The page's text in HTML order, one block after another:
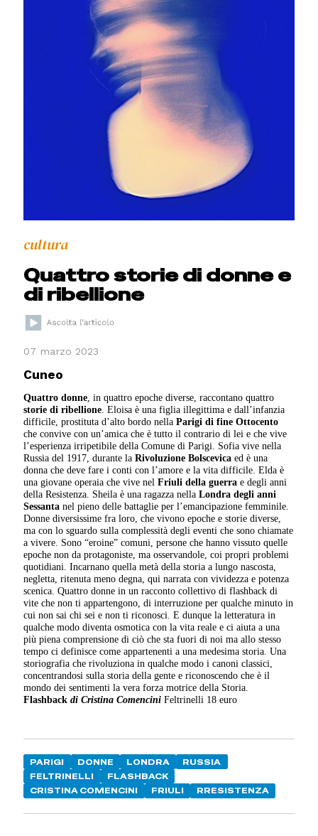
cultura
Quattro storie di donne e
di ribellione
07 marzo 2023
Cuneo
Quattro donne , in quattro epoche diverse, raccontano quattro
storie di ribellione . Eloisa è una figlia illegittima e dall’infanzia
difficile, prostituta d’alto bordo nellaParigi di fine Ottocento
che convive con un’amica che è tutto il contrario di lei e che vive
l’esperienza irripetibile della Comune di Parigi. Sofia vive nella
Russia del 1917, durante laRivoluzione Bolscevica ed è una
donna che deve fare i conti con l’amore e la vita difficile. Elda è
una giovane operaia che vive nel Friuli della guerra e degli anni
della Resistenza. Sheila è una ragazza nellaLondra degli anni
Sessanta nel pieno delle battaglie per l’emancipazione femminile.
Donne diversissime fra loro, che vivono epoche e storie diverse,
ma con lo sguardo sulla complessità degli eventi che sono chiamate
a vivere. Sono “eroine” comuni, persone che hanno vissuto quelle
epoche non da protagoniste, ma osservandole, coi propri problemi
quotidiani. Incarnano quella metà della storia a lungo nascosta,
negletta, ritenuta meno degna, qui narrata con vividezza e potenza
scenica. Quattro donne in un racconto collettivo di flashback di
vite che non ti appartengono, di interruzione per qualche minuto in
cui non sai chi sei e non ti riconosci. E dunque la letteratura in
qualche modo diventa osmotica con la vita reale e ci aiuta a una
più piena comprensione di ciò che sta fuori di noi ma allo stesso
tempo ci definisce come appartenenti a una medesima storia. Una
storiografia che rivoluziona in qualche modo i canoni classici,
concentrandosi sulla storia della gente e riconoscendo che è il
mondo dei sentimenti la vera forza motrice della Storia.
Flashback di Cristina Comencini Feltrinelli 18 euro
PARIGI DONNE LONDRA
RUSSIA
FELTRINELLI
FLASHBACK
CRISTINA COMENCINI
FRIULI RRESISTENZA